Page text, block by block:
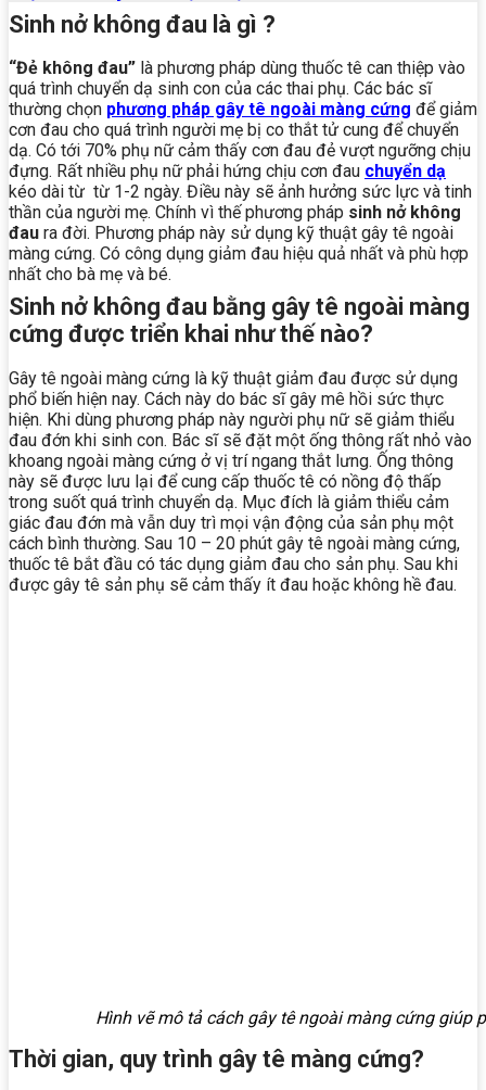
Sinh nở không đau là gì ?
“Đẻ không đau” là phương pháp dùng thuốc tê can thiệp vào
quá trình chuyển dạ sinh con của các thai phụ. Các bác sĩ
thường chọn phương pháp gây tê ngoài màng cứng để giảm
cơn đau cho quá trình người mẹ bị co thắt tử cung để chuyển
dạ. Có tới 70% phụ nữ cảm thấy cơn đau đẻ vượt ngưỡng chịu
đựng. Rất nhiều phụ nữ phải hứng chịu cơn đau chuyển dạ
kéo dài từ từ 1-2 ngày. Điều này sẽ ảnh hưởng sức lực và tinh
thần của người mẹ. Chính vì thế phương pháp sinh nở không
đau ra đời. Phương pháp này sử dụng kỹ thuật gây tê ngoài
màng cứng. Có công dụng giảm đau hiệu quả nhất và phù hợp
nhất cho bà mẹ và bé.
Sinh nở không đau bằng gây tê ngoài màng
cứng được triển khai như thế nào?
Gây tê ngoài màng cứng là kỹ thuật giảm đau được sử dụng
phổ biến hiện nay. Cách này do bác sĩ gây mê hồi sức thực
hiện. Khi dùng phương pháp này người phụ nữ sẽ giảm thiểu
đau đớn khi sinh con. Bác sĩ sẽ đặt một ống thông rất nhỏ vào
khoang ngoài màng cứng ở vị trí ngang thắt lưng. Ống thông
này sẽ được lưu lại để cung cấp thuốc tê có nồng độ thấp
trong suốt quá trình chuyển dạ. Mục đích là giảm thiểu cảm
giác đau đớn mà vẫn duy trì mọi vận động của sản phụ một
cách bình thường. Sau 10 – 20 phút gây tê ngoài màng cứng,
thuốc tê bắt đầu có tác dụng giảm đau cho sản phụ. Sau khi
được gây tê sản phụ sẽ cảm thấy ít đau hoặc không hề đau.
Hình vẽ mô tả cách gây tê ngoài màng cứng giúp
Thời gian, quy trình gây tê màng cứng?